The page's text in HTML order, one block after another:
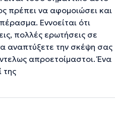
πρέπει να αφομοιώσει και
Εννοείται ότι
πολλές ερωτήσεις σε
αναπτύξετε την σκέψη σας
απροετοίμαστοι. Ένα
της